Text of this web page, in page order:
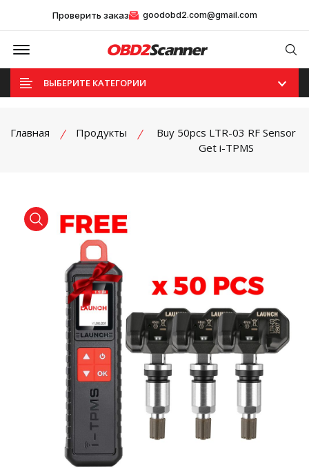
Проверить заказ goodobd2.com@gmail.com
Offcanvas Menu Open
ВЫБЕРИТЕ КАТЕГОРИИ
Главная Продукты
Buy 50pcs LTR-03 RF Sensor
Get i-TPMS
product view